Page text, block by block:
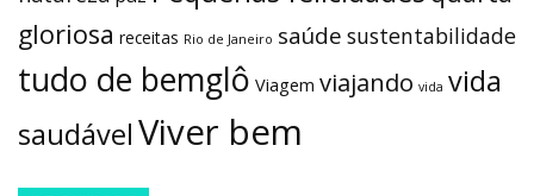
gloriosa receitas Rio de Janeiro saúde sustentabilidade
tudo de bemglô Viagem viajando vida vida
saudávelViver bem